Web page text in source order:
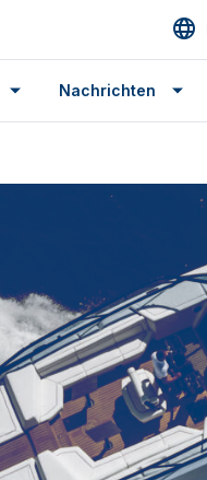
Nachrichten